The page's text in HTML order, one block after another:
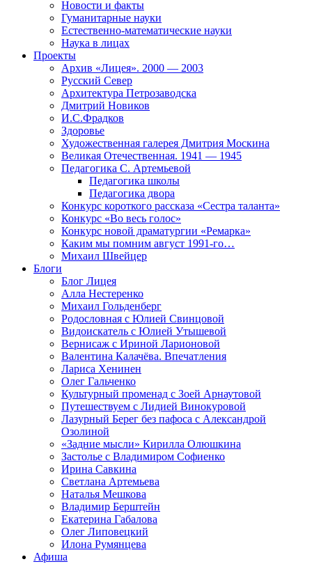
Новости и факты
Гуманитарные науки
Естественно-математические науки
Наука в лицах
Проекты
Архив «Лицея». 2000 — 2003
Русский Север
Архитектура Петрозаводска
Дмитрий Новиков
И.С.Фрадков
Здоровье
Художественная галерея Дмитрия Москина
Великая Отечественная. 1941 — 1945
Педагогика С. Артемьевой
Педагогика школы
Педагогика двора
Конкурс короткого рассказа «Сестра таланта»
Конкурс «Во весь голос»
Конкурс новой драматургии «Ремарка»
Каким мы помним август 1991-го…
Михаил Швейцер
Блоги
Блог Лицея
Алла Нестеренко
Михаил Гольденберг
Родословная с Юлией Свинцовой
Видоискатель с Юлией Утышевой
Вернисаж с Ириной Ларионовой
Валентина Калачёва. Впечатления
Лариса Хенинен
Олег Гальченко
Культурный променад с Зоей Арнаутовой
Путешествуем с Лидией Винокуровой
Лазурный Берег без пафоса с Александрой
Озолиной
«Задние мысли» Кирилла Олюшкина
Застолье с Владимиром Софиенко
Ирина Савкина
Светлана Артемьева
Наталья Мешкова
Владимир Берштейн
Екатерина Габалова
Олег Липовецкий
Илона Румянцева
Афиша